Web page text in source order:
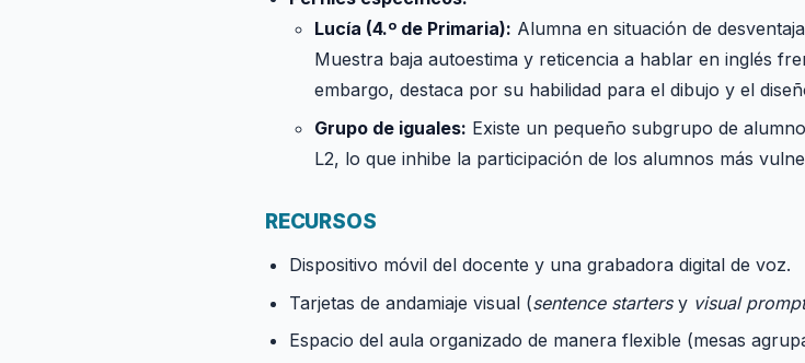
Lucía (4.º de Primaria): Alumna en situación de
Muestra baja autoestima y reticencia a hablar en inglés
embargo, destaca por su habilidad para el dibujo y el
Grupo de iguales: Existe un pequeño subgrupo de
L2, lo que inhibe la participación de los alumnos más
RECURSOS
Dispositivo móvil del docente y una grabadora digital de voz.
Tarjetas de andamiaje visual (sentence startersy visual
Espacio del aula organizado de manera flexible (mesas